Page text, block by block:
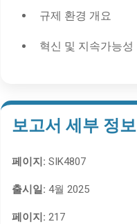
규제 환경 개요
혁신 및 지속가능성
보고서 세부 정보
페이지: SIK4807
출시일: 4월 2025
페이지: 217